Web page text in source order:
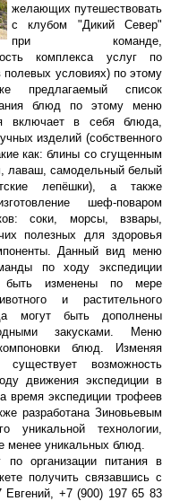
желающих путешествовать
с клубом "Дикий Север"
при команде,
комплекса услуг по
полевых условиях) по этому
предлагаемый список
блюд по этому меню
включает в себя блюда,
изделий (собственного
как: блины со сгущенным
лаваш, самодельный белый
лепёшки), а также
шеф-поваром
соки, морсы, взвары,
полезных для здоровья
Данный вид меню
по ходу экспедиции
изменены по мере
и растительного
могут быть дополнены
закусками. Меню
блюд. Изменяя
возможность
движения экспедиции в
время экспедиции трофеев
разработана Зиновьевым
технологии,
менее уникальных блюд.
организации питания в
получить связавшись с
+7 (900) 197 65 83